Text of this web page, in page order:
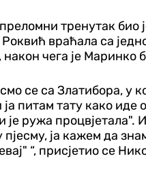
тренутак био
враћала са
чега је Маринко
се са Златибора, у
ја питам тату како иде
је ружа процвјетала".
пјесму, ја кажем да
“, присјетио се